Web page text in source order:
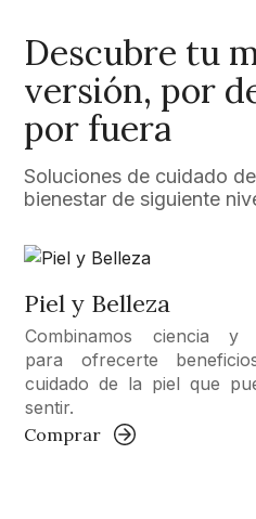
Descubre tu
versión, por
por fuera
Soluciones de cuidado
bienestar de siguiente
Piel y Belleza
Combinamos ciencia y
para ofrecerte
cuidado de la piel que
sentir.
Comprar